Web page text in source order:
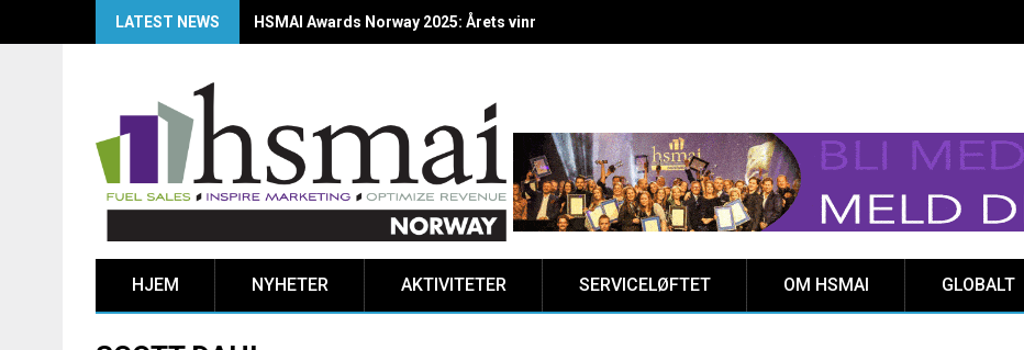
LATEST NEWS HSMAI Awards Norway 2025: Årets vinnere kåret på Clarion Hotel The HUB
HJEM NYHETER AKTIVITETER SERVICELØFTET OM HSMAI GLOBALT